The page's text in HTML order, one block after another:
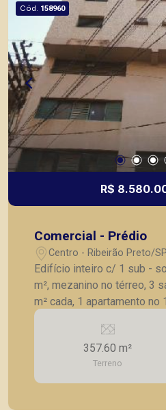
Cód. 158960
R$
Comercial - Prédio
Centro - Ribeirão Preto/SP
Edifício inteiro c/ 1 sub -
m², mezanino no térreo, 3
m² cada, 1 apartamento
pavimentos c/ 4
sala, cozinha americana, AS.
357.60 m²
Terreno